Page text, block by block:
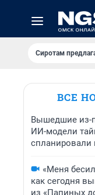
Сиротам
ВСЕ
Вышедшие из-
ИИ-модели
спланировали
«Меня
как сегодня
из «Папиных